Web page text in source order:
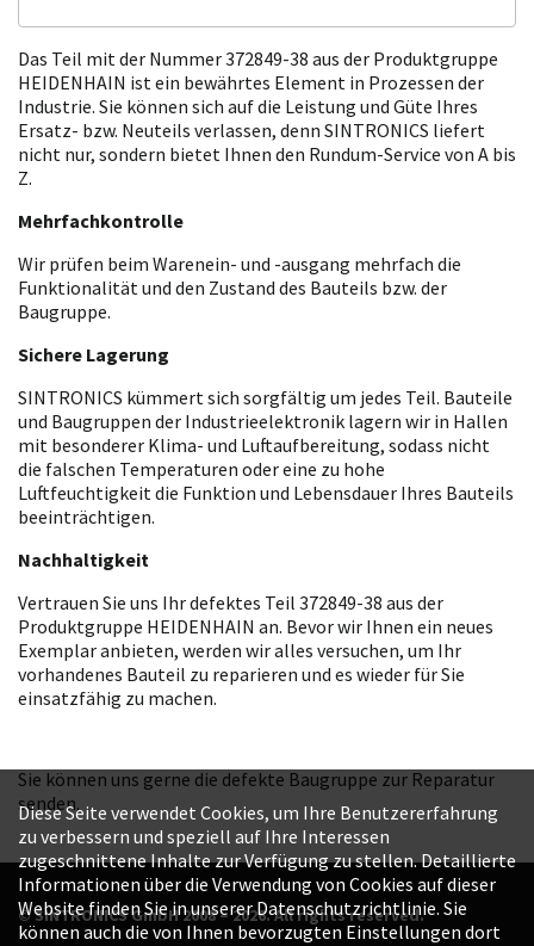
Das Teil mit der Nummer 372849-38 aus der Produktgruppe
HEIDENHAIN ist ein bewährtes Element in Prozessen der
Industrie. Sie können sich auf die Leistung und Güte Ihres
Ersatz- bzw. Neuteils verlassen, denn SINTRONICS liefert
nicht nur, sondern bietet Ihnen den Rundum-Service von A bis
Z.
Mehrfachkontrolle
Wir prüfen beim Warenein- und -ausgang mehrfach die
Funktionalität und den Zustand des Bauteils bzw. der
Baugruppe.
Sichere Lagerung
SINTRONICS kümmert sich sorgfältig um jedes Teil. Bauteile
und Baugruppen der Industrieelektronik lagern wir in Hallen
mit besonderer Klima- und Luftaufbereitung, sodass nicht
die falschen Temperaturen oder eine zu hohe
Luftfeuchtigkeit die Funktion und Lebensdauer Ihres Bauteils
beeinträchtigen.
Nachhaltigkeit
Vertrauen Sie uns Ihr defektes Teil 372849-38 aus der
Produktgruppe HEIDENHAIN an. Bevor wir Ihnen ein neues
Exemplar anbieten, werden wir alles versuchen, um Ihr
vorhandenes Bauteil zu reparieren und es wieder für Sie
einsatzfähig zu machen.
Sie können uns gerne die defekte Baugruppe zur Reparatur
senden.
© SINTRONICS GmbH 2008 – 2026. All rights reserved.
Diese Seite verwendet Cookies, um Ihre Benutzererfahrung
zu verbessern und speziell auf Ihre Interessen
zugeschnittene Inhalte zur Verfügung zu stellen. Detaillierte
Informationen über die Verwendung von Cookies auf dieser
Website finden Sie in unserer Datenschutzrichtlinie. Sie
können auch die von Ihnen bevorzugten Einstellungen dort